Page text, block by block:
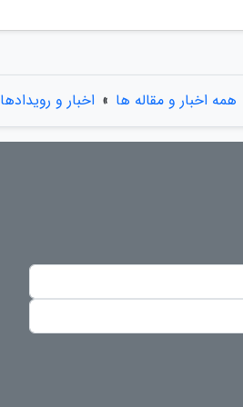
همه اخبار و مقاله ها » اخبار و رویدادها